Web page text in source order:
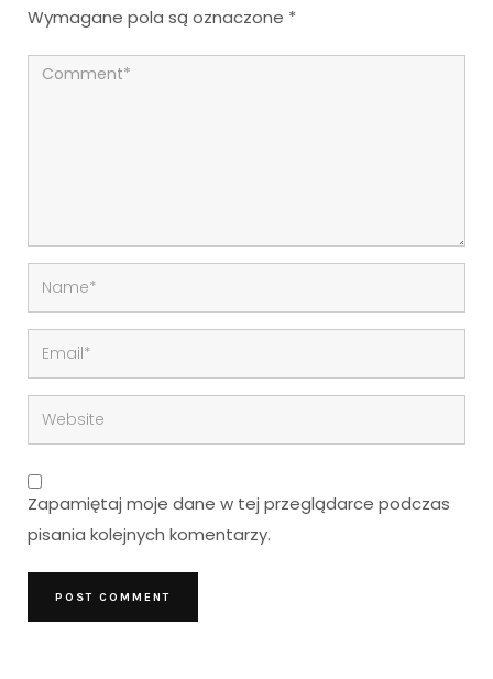
Wymagane pola są oznaczone *
Zapamiętaj moje dane w tej przeglądarce podczas
pisania kolejnych komentarzy.